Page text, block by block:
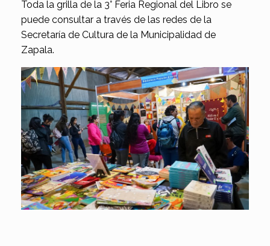
Toda la grilla de la 3° Feria Regional del Libro se
puede consultar a través de las redes de la
Secretaría de Cultura de la Municipalidad de
Zapala.